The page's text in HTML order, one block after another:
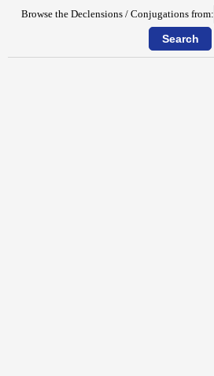
Browse the Declensions / Conjugations from: